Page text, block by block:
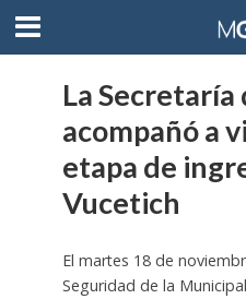
La Secretaría
acompañó a
etapa de
Vucetich
El martes 18 de
Seguridad de la